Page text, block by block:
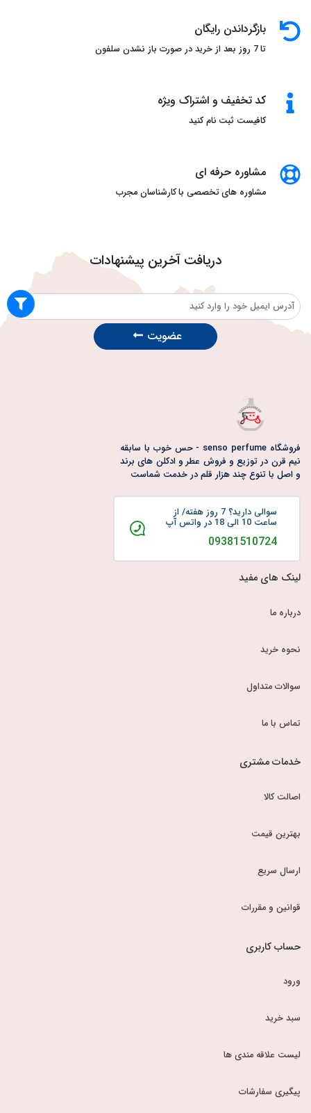
بازگرداندن رایگان
تا 7 روز بعد از خرید در صورت باز نشدن سلفون
کد تخفیف و اشتراک ویژه
کافیست ثبت نام کنید
مشاوره حرفه ای
مشاوره های تخصصی با کارشناسان مجرب
دریافت آخرین پیشنهادات
عضویت
فروشگاه senso perfume - حس خوب با سابقه
نیم قرن در توزیع و فروش عطر و ادکلن های برند
و اصل با تنوع چند هزار قلم در خدمت شماست
سوالی دارید؟ 7 روز هفته/ از
ساعت 10 الی 18 در واتس آپ
09381510724
لینک های مفید
درباره ما
نحوه خرید
سوالات متداول
تماس با ما
خدمات مشتری
اصالت کالا
بهترین قیمت
ارسال سریع
قوانین و مقررات
حساب کاربری
ورود
سبد خرید
لیست علاقه مندی ها
پیگیری سفارشات